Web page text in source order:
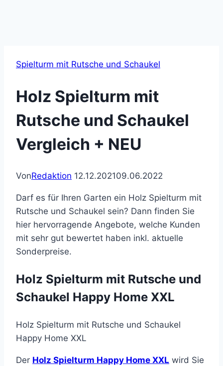
Spielturm mit Rutsche und Schaukel
Holz Spielturm mit
Rutsche und Schaukel
Vergleich + NEU
VonRedaktion 12.12.202109.06.2022
Darf es für Ihren Garten ein Holz Spielturm mit
Rutsche und Schaukel sein? Dann finden Sie
hier hervorragende Angebote, welche Kunden
mit sehr gut bewertet haben inkl. aktuelle
Sonderpreise.
Holz Spielturm mit Rutsche und
Schaukel Happy Home XXL
Holz Spielturm mit Rutsche und Schaukel
Happy Home XXL
Der Holz Spielturm Happy Home XXL wird Sie